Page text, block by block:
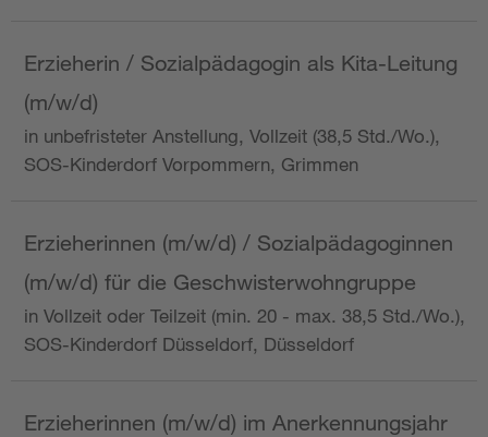
Erzieherin / Sozialpädagogin als Kita-Leitung
(m/w/d)
in unbefristeter Anstellung, Vollzeit (38,5 Std./Wo.),
SOS-Kinderdorf Vorpommern, Grimmen
Erzieherinnen (m/w/d) / Sozialpädagoginnen
(m/w/d) für die Geschwisterwohngruppe
in Vollzeit oder Teilzeit (min. 20 - max. 38,5 Std./Wo.),
SOS-Kinderdorf Düsseldorf, Düsseldorf
Erzieherinnen (m/w/d) im Anerkennungsjahr